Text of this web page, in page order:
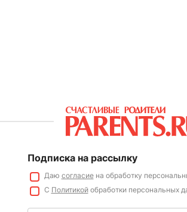
Подписка на рассылку
Даю согласиена обработку
С Политикойобработки персональных